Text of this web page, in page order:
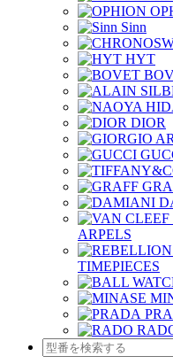
Sinn
HYT
DIOR
ARPELS
TIMEPIECES